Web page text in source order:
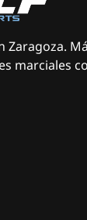
Zaragoza.
marciales